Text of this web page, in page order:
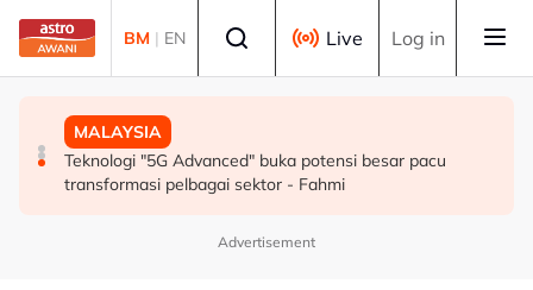
Skip to main content
BM | EN Live Log in
SUKAN
Mohamed Salah sertai Trabzonspor, terima €17 juta
semusim
MALAYSIA
Berita tempatan pilihan sepanjang hari ini
MALAYSIA
Teknologi "5G Advanced" buka potensi besar pacu
transformasi pelbagai sektor - Fahmi
Advertisement